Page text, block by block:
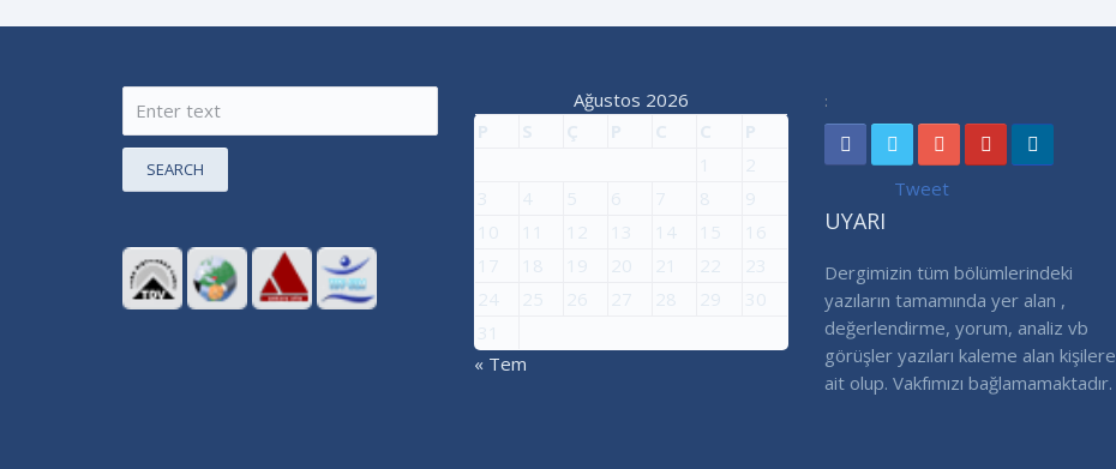
SEARCH
Ağustos 2026
P
S Ç P C C
P
1
2
3
4 5 6 7 8
9
10
11 12 13 14 15
16
17
18 19 20 21 22
23
24
25 26 27 28 29
30
31
« Tem
:
Tweet
UYARI
Dergimizin tüm bölümlerindeki
yazıların tamamında yer alan ,
değerlendirme, yorum, analiz vb
görüşler yazıları kaleme alan kişilere
ait olup. Vakfımızı bağlamamaktadır.